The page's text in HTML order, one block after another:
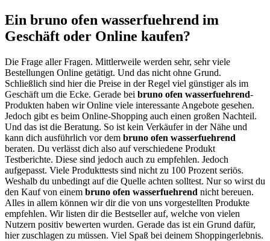
Ein bruno ofen wasserfuehrend im
Geschäft oder Online kaufen?
Die Frage aller Fragen. Mittlerweile werden sehr, sehr viele
Bestellungen Online getätigt. Und das nicht ohne Grund.
Schließlich sind hier die Preise in der Regel viel günstiger als im
Geschäft um die Ecke. Gerade bei bruno ofen wasserfuehrend-
Produkten haben wir Online viele interessante Angebote gesehen.
Jedoch gibt es beim Online-Shopping auch einen großen Nachteil.
Und das ist die Beratung. So ist kein Verkäufer in der Nähe und
kann dich ausführlich vor dem bruno ofen wasserfuehrend
beraten. Du verlässt dich also auf verschiedene Produkt
Testberichte. Diese sind jedoch auch zu empfehlen. Jedoch
aufgepasst. Viele Produkttests sind nicht zu 100 Prozent seriös.
Weshalb du unbedingt auf die Quelle achten solltest. Nur so wirst du
den Kauf von einem bruno ofen wasserfuehrend nicht bereuen.
Alles in allem können wir dir die von uns vorgestellten Produkte
empfehlen. Wir listen dir die Bestseller auf, welche von vielen
Nutzern positiv bewerten wurden. Gerade das ist ein Grund dafür,
hier zuschlagen zu müssen. Viel Spaß bei deinem Shoppingerlebnis.